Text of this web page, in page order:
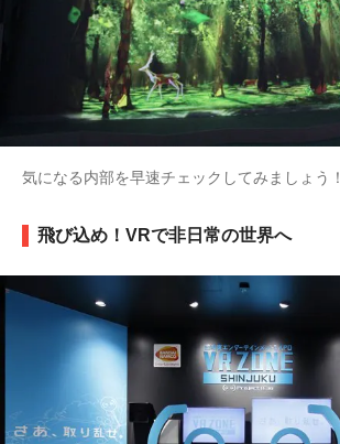
気になる内部を早速チェックしてみましょう！
飛び込め！VRで非日常の世界へ